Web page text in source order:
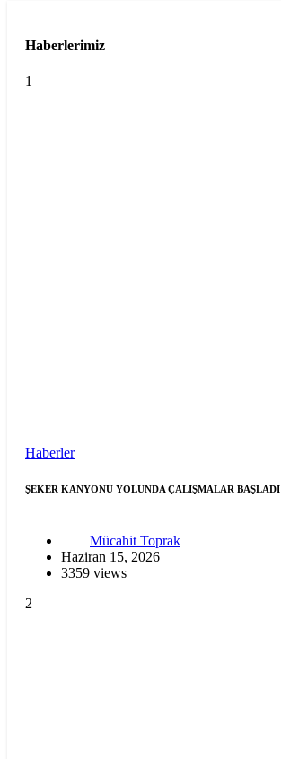
Haberlerimiz
1
Haberler
ŞEKER KANYONU YOLUNDA ÇALIŞMALAR BAŞLADI
Mücahit Toprak
Haziran 15, 2026
3359 views
2